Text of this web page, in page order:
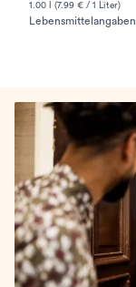
1.00 l (7.99 € / 1 Liter)
Lebensmittelangaben